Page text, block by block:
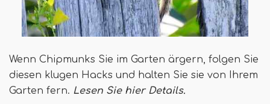
Wenn Chipmunks Sie im Garten ärgern, folgen Sie
diesen klugen Hacks und halten Sie sie von Ihrem
Garten fern. Lesen Sie hier Details.